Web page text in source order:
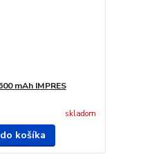
mAh IMPRES
skladom
košíka